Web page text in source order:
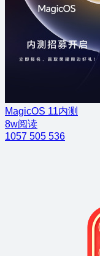
MagicOS 11内测
8w阅读
1057 505 536